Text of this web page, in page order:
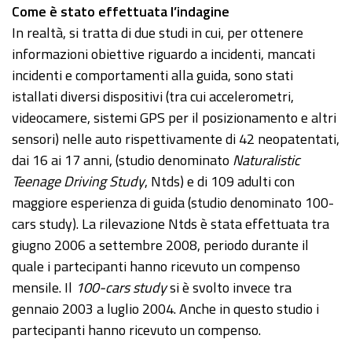
Come è stato effettuata l’indagine
In realtà, si tratta di due studi in cui, per ottenere
informazioni obiettive riguardo a incidenti, mancati
incidenti e comportamenti alla guida, sono stati
istallati diversi dispositivi (tra cui accelerometri,
videocamere, sistemi GPS per il posizionamento e altri
sensori) nelle auto rispettivamente di 42 neopatentati,
dai 16 ai 17 anni, (studio denominato Naturalistic
Teenage Driving Study, Ntds) e di 109 adulti con
maggiore esperienza di guida (studio denominato 100-
cars study). La rilevazione Ntds è stata effettuata tra
giugno 2006 a settembre 2008, periodo durante il
quale i partecipanti hanno ricevuto un compenso
mensile. Il 100-cars studysi è svolto invece tra
gennaio 2003 a luglio 2004. Anche in questo studio i
partecipanti hanno ricevuto un compenso.